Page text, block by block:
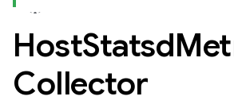
HostStatsd
Collector